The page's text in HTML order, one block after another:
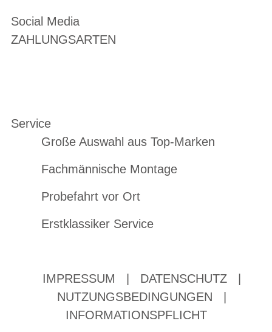
Social Media
ZAHLUNGSARTEN
Service
Große Auswahl aus Top-Marken
Fachmännische Montage
Probefahrt vor Ort
Erstklassiker Service
IMPRESSUM DATENSCHUTZ
NUTZUNGSBEDINGUNGEN
INFORMATIONSPFLICHT